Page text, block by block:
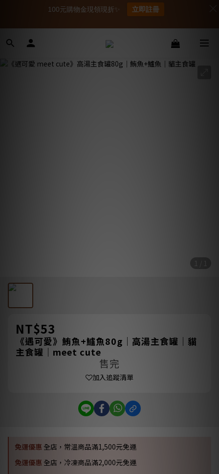
1 / 1
NT$53
《遇可愛》鮪魚+鱸魚80g｜高湯主食罐｜貓
主食罐｜meet cute
售完
加入追蹤清單
免運優惠 全店，常溫商品滿1,500元免運
免運優惠 全店，冷凍商品滿2,000元免運
100元購物金現領現折✨ 立即註冊